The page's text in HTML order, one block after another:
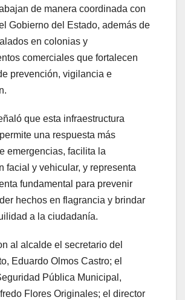
de manera coordinada con
Gobierno del Estado, además de
en colonias y
comerciales que fortalecen
prevención, vigilancia e
que esta infraestructura
una respuesta más
emergencias, facilita la
facial y vehicular, y representa
fundamental para prevenir
hechos en flagrancia y brindar
a la ciudadanía.
al alcalde el secretario del
Eduardo Olmos Castro; el
Pública Municipal,
Flores Originales; el director